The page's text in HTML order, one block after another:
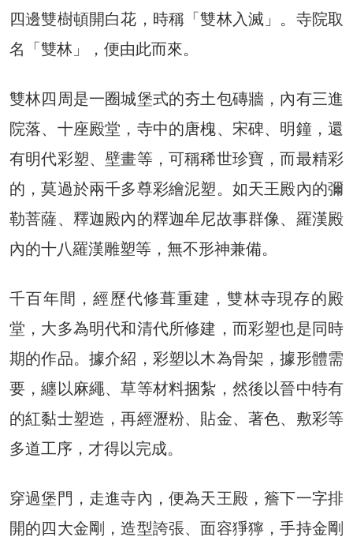
四邊雙樹頓開白花，時稱「雙林入滅」。寺院取
名「雙林」，便由此而來。
雙林四周是一圈城堡式的夯土包磚牆，內有三進
院落、十座殿堂，寺中的唐槐、宋碑、明鐘，還
有明代彩塑、壁畫等，可稱稀世珍寶，而最精彩
的，莫過於兩千多尊彩繪泥塑。如天王殿內的彌
勒菩薩、釋迦殿內的釋迦牟尼故事群像、羅漢殿
內的十八羅漢雕塑等，無不形神兼備。
千百年間，經歷代修葺重建，雙林寺現存的殿
堂，大多為明代和清代所修建，而彩塑也是同時
期的作品。據介紹，彩塑以木為骨架，據形體需
要，纏以麻繩、草等材料捆紮，然後以晉中特有
的紅黏士塑造，再經瀝粉、貼金、著色、敷彩等
多道工序，才得以完成。
穿過堡門，走進寺內，便為天王殿，簷下一字排
開的四大金剛，造型誇張、面容猙獰，手持金剛